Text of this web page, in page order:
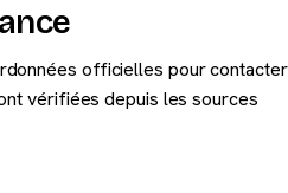
à une indemnisation
surla page officielle
officielles pour contacter
vérifiées depuis les sources